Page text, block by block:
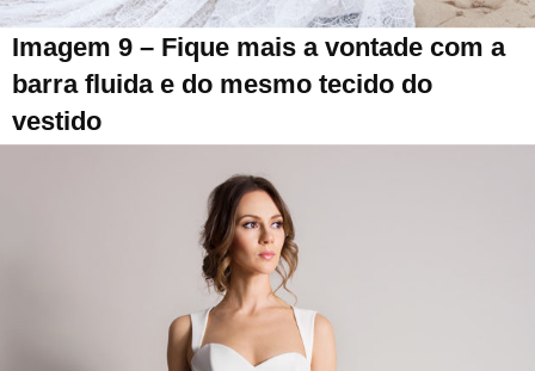
Imagem 9 – Fique mais a vontade com a
barra fluida e do mesmo tecido do
vestido